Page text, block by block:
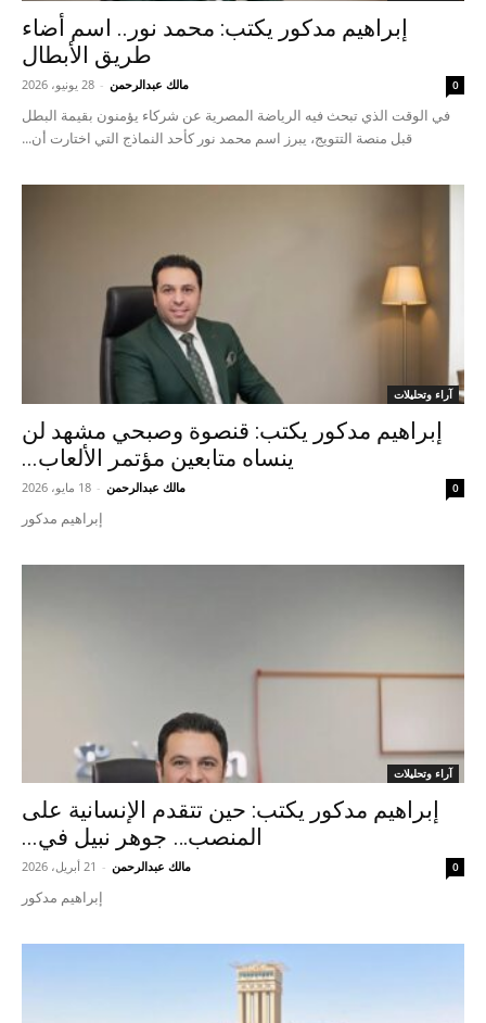
إبراهيم مدكور يكتب: محمد نور.. اسم أضاء
طريق الأبطال
مالك عبدالرحمن - 28 يونيو، 2026 0
في الوقت الذي تبحث فيه الرياضة المصرية عن شركاء يؤمنون بقيمة البطل
قبل منصة التتويج، يبرز اسم محمد نور كأحد النماذج التي اختارت أن...
آراء وتحليلات
إبراهيم مدكور يكتب: قنصوة وصبحي مشهد لن
ينساه متابعين مؤتمر الألعاب...
مالك عبدالرحمن - 18 مايو، 2026 0
إبراهيم مدكور
آراء وتحليلات
إبراهيم مدكور يكتب: حين تتقدم الإنسانية على
المنصب… جوهر نبيل في...
مالك عبدالرحمن - 21 أبريل، 2026 0
إبراهيم مدكور